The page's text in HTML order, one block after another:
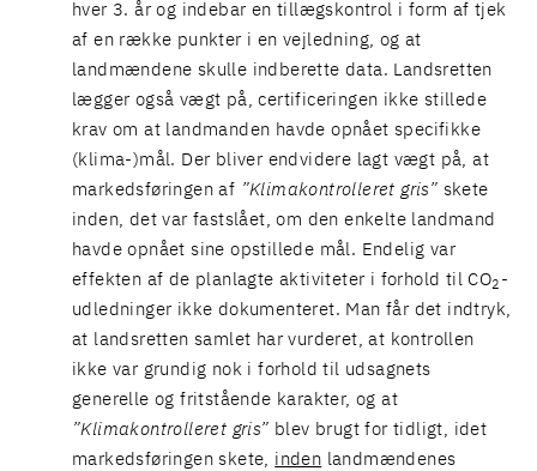
hver 3. år og indebar en tillægskontrol i form af tjek
af en række punkter i en vejledning, og at
landmændene skulle indberette data. Landsretten
lægger også vægt på, certificeringen ikke stillede
krav om at landmanden havde opnået specifikke
(klima-)mål. Der bliver endvidere lagt vægt på, at
markedsføringen af ”Klimakontrolleret gris” skete
inden, det var fastslået, om den enkelte landmand
havde opnået sine opstillede mål. Endelig var
effekten af de planlagte aktiviteter i forhold til CO2 -
udledninger ikke dokumenteret. Man får det indtryk,
at landsretten samlet har vurderet, at kontrollen
ikke var grundig nok i forhold til udsagnets
generelle og fritstående karakter, og at
”Klimakontrolleret gris” blev brugt for tidligt, idet
markedsføringen skete, inden landmændenes